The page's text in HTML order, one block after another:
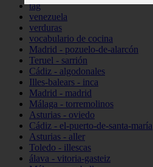
tag
venezuela
verduras
vocabulario de cocina
Madrid - pozuelo-de-alarcón
Teruel - sarrión
Cádiz - algodonales
Illes-balears - inca
Madrid - madrid
Málaga - torremolinos
Asturias - oviedo
Cádiz - el-puerto-de-santa-maría
Asturias - aller
Toledo - illescas
álava - vitoria-gasteiz